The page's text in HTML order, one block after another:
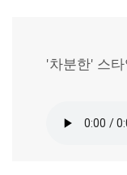
'차분한' 스